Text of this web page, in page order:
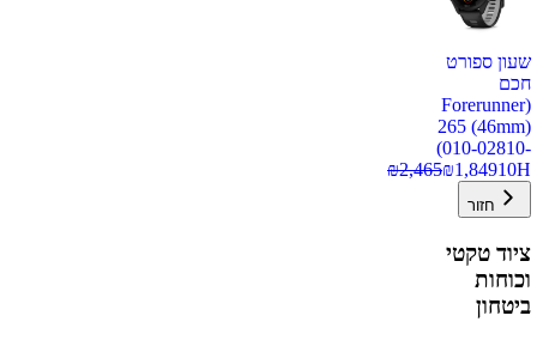
שעון ספורט
חכם
(Forerunner
265 (46mm)
(010-02810-
10H
₪1,849
₪2,465
חזור
ציוד טקטי
וכוחות
ביטחון